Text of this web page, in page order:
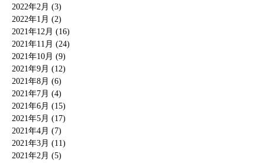
2022年2月 (3)
2022年1月 (2)
2021年12月 (16)
2021年11月 (24)
2021年10月 (9)
2021年9月 (12)
2021年8月 (6)
2021年7月 (4)
2021年6月 (15)
2021年5月 (17)
2021年4月 (7)
2021年3月 (11)
2021年2月 (5)